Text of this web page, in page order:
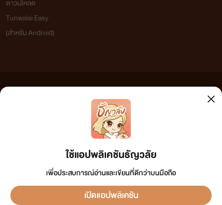
ใช้แอปพลิเคชันธัญวลัย
เพื่อประสบการณ์อ่านและเขียนที่ดีกว่าบนมือถือ
เปิดแอปพลิเคชัน
ดาวน์โหลด
Tunwalai Easy
(สำหรับ Android)
เว็บไซต์แห่งนี้ไม่ได้เห็นด้วยและไม่ขอรับผิดชอบต่อข้อความใดๆ ทั้งสิ้น ดังนั้นผู้อ่านทุกท่านโปรดใช้
วิจารณญาณในการกลั่นกรองด้วยตนเอง และหากท่านพบข้อความใดๆ ที่ขัดต่อกฎหมายและศีลธรรม
กรุณาแจ้งมาที่ tunwalai@ookbee.com เพื่อทีมงานจะได้ดำเนินการในทันที ทั้งนี้ ทางเว็บไซต์ขอสงวน
ลิขสิทธิ์ตามพระราชบัญญัติลิขสิทธิ์ (ฉบับเพิ่มเติม) พ.ศ.2558